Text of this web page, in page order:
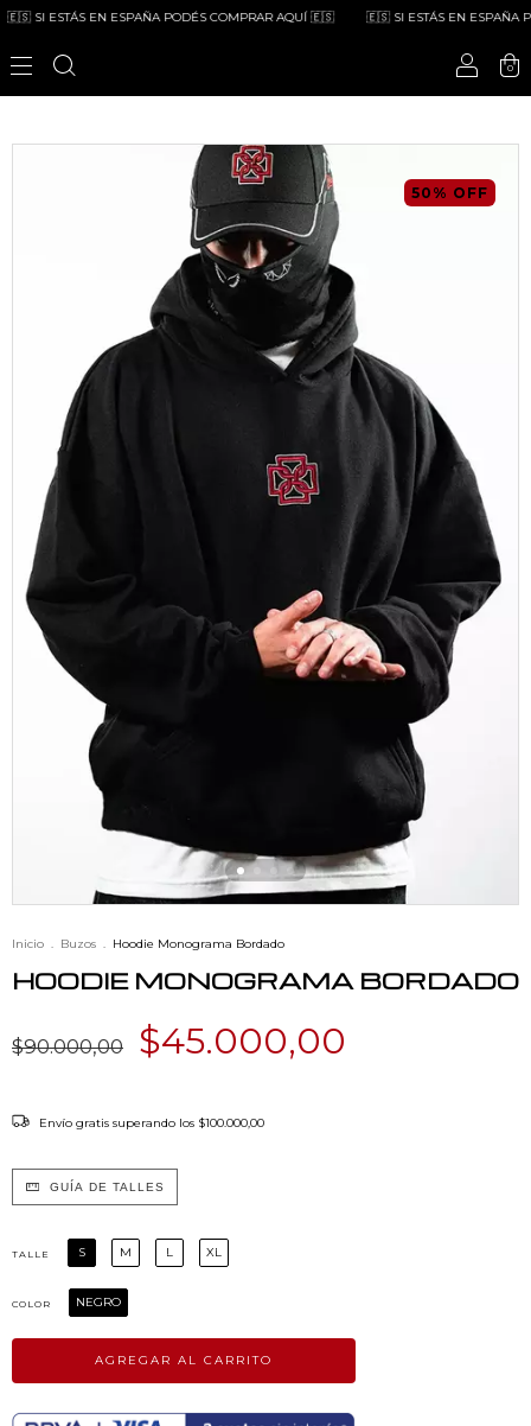
SI ESTÁS EN ESPAÑA PODÉS COMPRAR AQUÍ 🇪🇸 🇪🇸 SI ESTÁS EN ESPAÑA
0
50 % OFF
Inicio Buzos Hoodie Monograma Bordado
HOODIE MONOGRAMA BORDADO
$90.000,00 $45.000,00
Envío gratis superando los $100.000,00
GUÍA DE TALLES
TALLE S M L XL
COLOR NEGRO